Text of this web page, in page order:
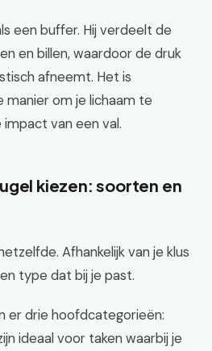
een buffer. Hij verdeelt de
en billen, waardoor de druk
afneemt. Het is
manier om je lichaam te
van een val.
kiezen: soorten en
Afhankelijk van je klus
type dat bij je past.
er drie hoofdcategorieën:
ideaal voor taken waarbij je